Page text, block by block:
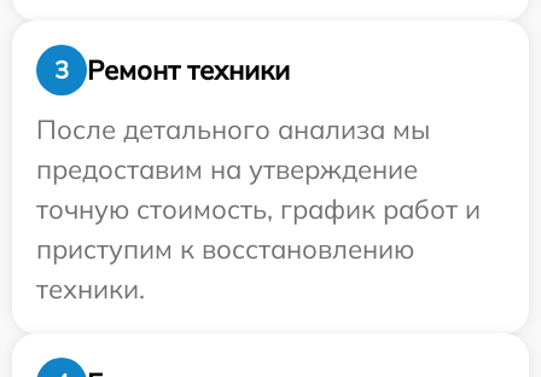
3
Ремонт техники
После детального анализа мы
предоставим на утверждение
точную стоимость, график работ и
приступим к восстановлению
техники.